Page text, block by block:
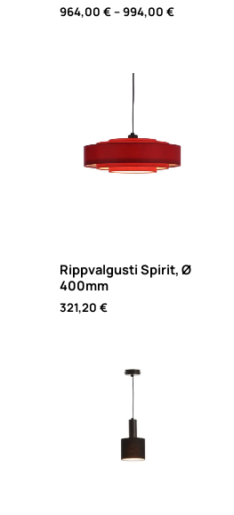
964,00 €–994,00 €Price
Rippvalgusti Spirit, Ø
400mm
321,20 €